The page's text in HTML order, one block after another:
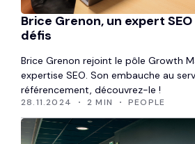
Brice Grenon, un expert
défis
Brice Grenon rejoint le pôle Growth
expertise SEO. Son embauche au
référencement, découvrez-le !
28.11.2024 2 MIN PEOPLE